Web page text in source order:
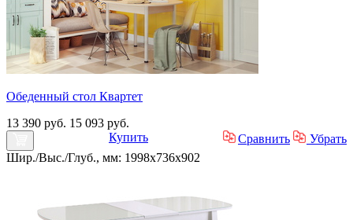
Обеденный стол Квартет
13 390 руб. 15 093 руб.
Купить
Сравнить
Убрать
Шир./Выс./Глуб., мм: 1998x736x902